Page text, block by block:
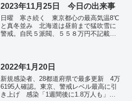
い突風やひょうに注意 東―西日本で大
気不安定。女児の成長祈る「流しび
な」 奈良・吉野川。「トランプは退陣
を」 米各地で抗議デモ、最大規模。平
壌で６年ぶり春マラソン 各国の市民ラ
2023年11月25日 今日の出来事
日曜 寒さ続く 東京都心の最高気温8℃
と真冬並み 北海道は昼前まで猛吹雪に
警戒。自民５派閥、５５８万円不記載
質２４人解放、収監者３９人も ガザで
４日間の戦闘休止―イスラエルとハマ
ス。キーウで「大飢饉」犠牲者を追悼
旧ソ連政権下、４００万人が死亡。英の
最低賃金「時給2150円」へ引き上げ 約1
2022年1月20日
新規感染者、28都道府県で最多更新 4万
6195人確認。東京、警戒レベル最高に引
き上げ 感染「1週間後に1.8万人も」。